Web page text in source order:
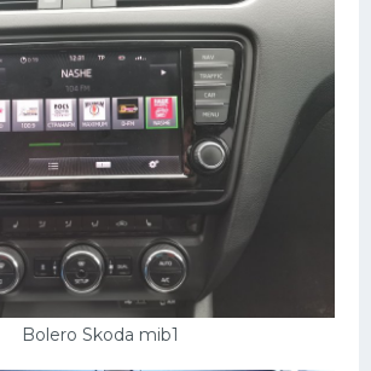
Bolero Skoda mib1